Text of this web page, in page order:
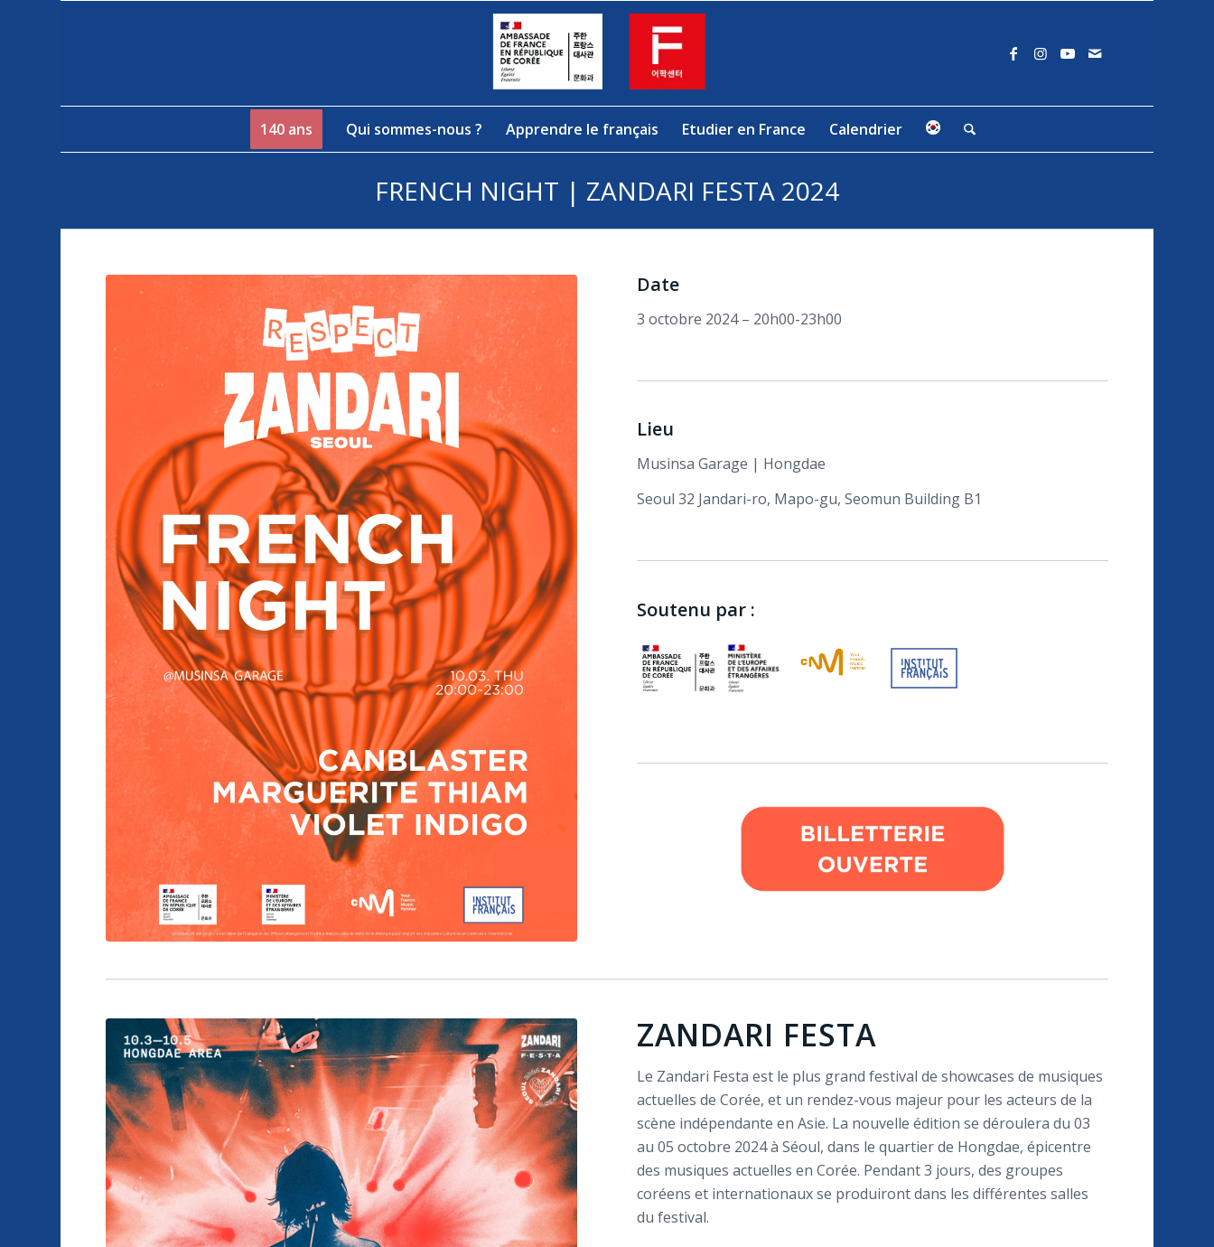
140 ans Qui sommes-nous ? Apprendre le français Etudier en France Calendrier
FRENCH NIGHT | ZANDARI FESTA 2024
Date
3 octobre 2024 – 20h00-23h00
Lieu
Musinsa Garage | Hongdae
Seoul 32 Jandari-ro, Mapo-gu, Seomun Building B1
Soutenu par :
ZANDARI FESTA
Le Zandari Festa est le plus grand festival de showcases de musiques
actuelles de Corée, et un rendez-vous majeur pour les acteurs de la
scène indépendante en Asie. La nouvelle édition se déroulera du 03
au 05 octobre 2024 à Séoul, dans le quartier de Hongdae, épicentre
des musiques actuelles en Corée. Pendant 3 jours, des groupes
coréens et internationaux se produiront dans les différentes salles
du festival.